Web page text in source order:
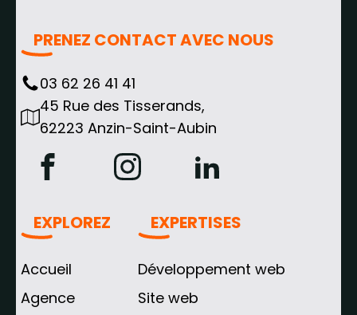
PRENEZ CONTACT AVEC NOUS
03 62 26 41 41
45 Rue des Tisserands,
62223 Anzin-Saint-Aubin
EXPLOREZ
Accueil
Agence
EXPERTISES
Développement web
Site web